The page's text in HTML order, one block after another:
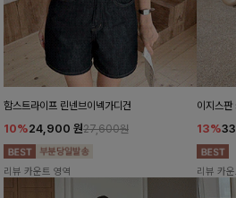
함스트라이프 린넨브이넥가디건
10%24,900 원27,600원
리뷰 카운트 영역
이지스
13%
리뷰 카